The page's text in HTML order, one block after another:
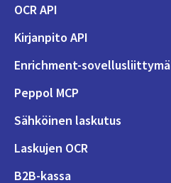
OCR API
Kirjanpito API
Enrichment-sovellusliittymä
Peppol MCP
Sähköinen laskutus
Laskujen OCR
B2B-kassa